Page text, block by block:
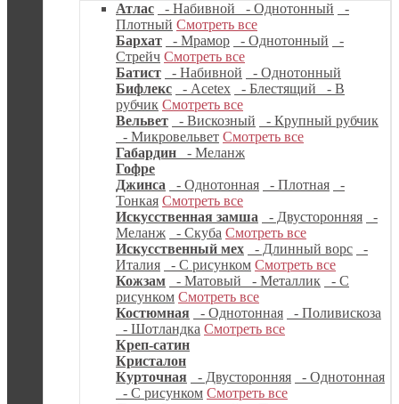
Атлас
- Набивной - Однотонный
-
Плотный Смотреть все
Бархат
- Мрамор - Однотонный
-
Стрейч Смотреть все
Батист
- Набивной
- Однотонный
Бифлекс
- Acetex - Блестящий
- В
рубчик Смотреть все
Вельвет
- Вискозный
- Крупный рубчик
- Микровельвет Смотреть все
Габардин
- Меланж
Гофре
Джинса
- Однотонная - Плотная
-
Тонкая Смотреть все
Искусственная замша
- Двусторонняя
-
Меланж
- Скуба Смотреть все
Искусственный мех
- Длинный ворс
-
Италия
- С рисунком Смотреть все
Кожзам
- Матовый - Металлик
- С
рисунком Смотреть все
Костюмная
- Однотонная
- Поливискоза
- Шотландка Смотреть все
Креп-сатин
Кристалон
Курточная
- Двусторонняя
- Однотонная
- С рисунком Смотреть все